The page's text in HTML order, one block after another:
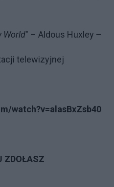
World" – Aldous Huxley –
telewizyjnej
watch?v=alasBxZsb40
ZDOŁASZ